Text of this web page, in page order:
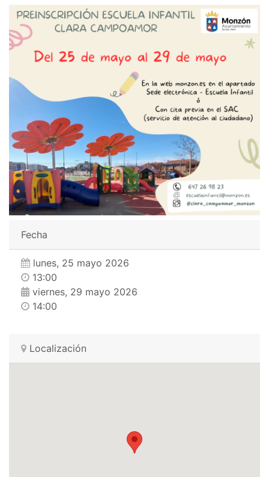
Fecha
lunes, 25 mayo 2026
13:00
viernes, 29 mayo 2026
14:00
Localización